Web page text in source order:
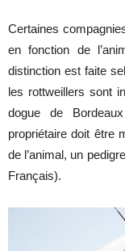
Certaines
en fonction de
distinction est faite
les rottweillers sont
dogue de
propriétaire doit être
de l’animal, un
Français).